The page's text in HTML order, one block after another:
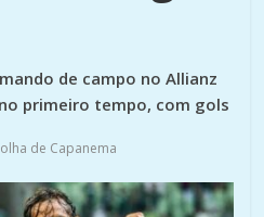
de campo no Allianz
primeiro tempo, com gols
de Capanema